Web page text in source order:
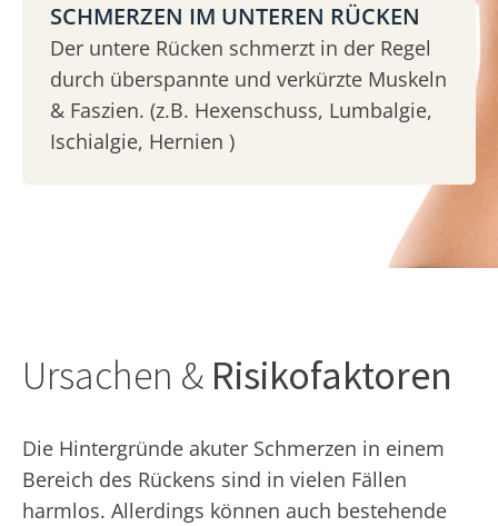
SCHMERZEN IM UNTEREN RÜCKEN
Der untere Rücken schmerzt in der Regel
durch überspannte und verkürzte Muskeln
& Faszien. (z.B. Hexenschuss, Lumbalgie,
Ischialgie, Hernien )
Ursachen & Risikofaktoren
Die Hintergründe akuter Schmerzen in einem
Bereich des Rückens sind in vielen Fällen
harmlos. Allerdings können auch bestehende